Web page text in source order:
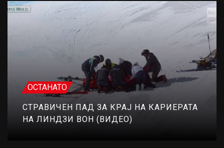
ОСТАНАТО
СТРАВИЧЕН ПАД ЗА КРАЈ НА КАРИЕРАТА
НА ЛИНДЗИ ВОН (ВИДЕО)